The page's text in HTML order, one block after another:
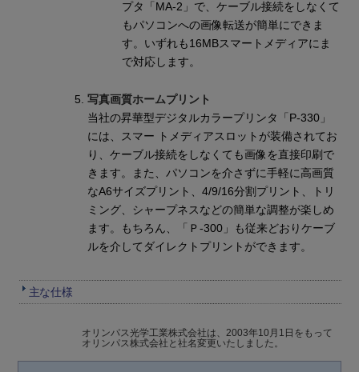
プタ「MA-2」で、ケーブル接続をしなくて
もパソコンへの画像転送が簡単にできま
す。いずれも16MBスマートメディアにま
で対応します。
写真画質ホームプリント
当社の昇華型デジタルカラープリンタ「P-330」
には、スマー トメディアスロットが装備されてお
り、ケーブル接続をしなくても画像を直接印刷で
きます。また、パソコンを介さずに手軽に高画質
なA6サイズプリント、4/9/16分割プリント、トリ
ミング、シャープネスなどの簡単な調整が楽しめ
ます。もちろん、「Ｐ-300」も従来どおりケーブ
ルを介してダイレクトプリントができます。
主な仕様
オリンパス光学工業株式会社は、2003年10月1日をもって
オリンパス株式会社と社名変更いたしました。